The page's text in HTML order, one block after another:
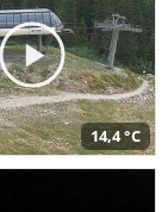
14,4 °C